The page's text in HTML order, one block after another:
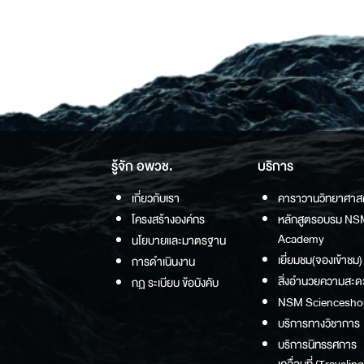
รู้จัก อพวช.
เกี่ยวกับเรา
โครงสร้างองค์กร
นโยบายและมาตรฐาน
การดำเนินงาน
กฏ ระเบียบ ข้อบังคับ
บริการ
คาราวานวิทยาศา
หลักสูตรอบรม
Academy
เยี่ยมชม(จองเข้าชม)
สิ่งอำนวยความสะ
NSM
บริการทางวิชาการ
บริการนิทรรศการ